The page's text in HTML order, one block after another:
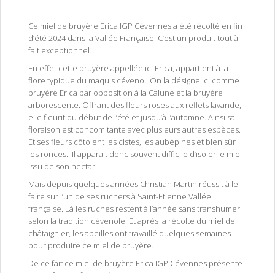
Ce miel de bruyère Erica IGP Cévennes a été récolté en fin
d’été 2024 dans la Vallée Française. C’est un produit tout à
fait exceptionnel.
En effet cette bruyère appellée ici Erica, appartient à la
flore typique du maquis cévenol. On la désigne ici comme
bruyère Erica par opposition à la Calune et la bruyère
arborescente. Offrant des fleurs roses aux reflets lavande,
elle fleurit du début de l’été et jusqu’à l’automne. Ainsi sa
floraison est concomitante avec plusieurs autres espèces.
Et ses fleurs côtoient les cistes, les aubépines et bien sûr
les ronces. Il apparait donc souvent difficile d’isoler le miel
issu de son nectar.
Mais depuis quelques années Christian Martin réussit à le
faire sur l’un de ses ruchers à Saint-Etienne Vallée
française. Là les ruches restent à l’année sans transhumer
selon la tradition cévenole. Et après la récolte du miel de
châtaignier, les abeilles ont travaillé quelques semaines
pour produire ce miel de bruyère.
De ce fait ce miel de bruyère Erica IGP Cévennes présente